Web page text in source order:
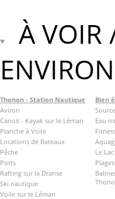
À VOIR
Thonon - Station Nautique
Aviron
Canoë - Kayak sur le Léman
Planche à Voile
Locations de Bateaux
Pêche
Ports
Rafting sur la Dranse
Ski nautique
Voile sur le Léman
Bien
Eau
Le